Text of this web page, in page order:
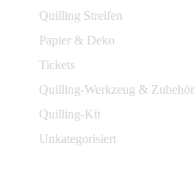
Quilling Streifen
Papier & Deko
Tickets
Quilling-Werkzeug & Zubehör
Quilling-Kit
Unkategorisiert